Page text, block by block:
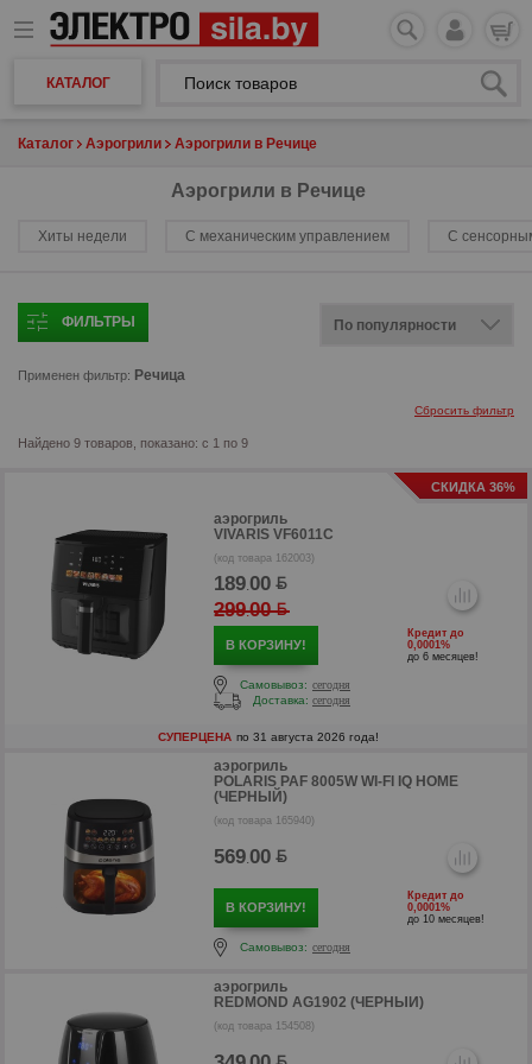
КАТАЛОГ
Каталог Аэрогрили Аэрогрили в Речице
Аэрогрили в Речице
Хиты недели С механическим управлением С
ФИЛЬТРЫ
Применен фильтр: Речица
Сбросить фильтр
Найдено 9 товаров, показано: с 1 по 9
СКИДКА 36%
аэрогриль
VIVARIS VF6011C
(код товара 162003)
189.00
299.00
р
В КОРЗИНУ!
Кредит до
0,0001%
до 6 месяцев!
Самовывоз: сегодня
Доставка: сегодня
СУПЕРЦЕНА по 31 августа 2026 года!
аэрогриль
POLARIS PAF 8005W WI-FI IQ HOME
(ЧЕРНЫЙ)
(код товара 165940)
569.00
В КОРЗИНУ!
Кредит до
0,0001%
до 10 месяцев!
Самовывоз: сегодня
аэрогриль
REDMOND AG1902 (ЧЕРНЫЙ)
(код товара 154508)